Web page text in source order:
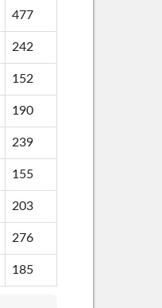
477
242
152
190
239
155
203
276
185